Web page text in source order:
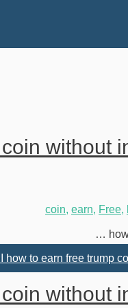
without
coin, earn, Free,
how to earn free trump
without